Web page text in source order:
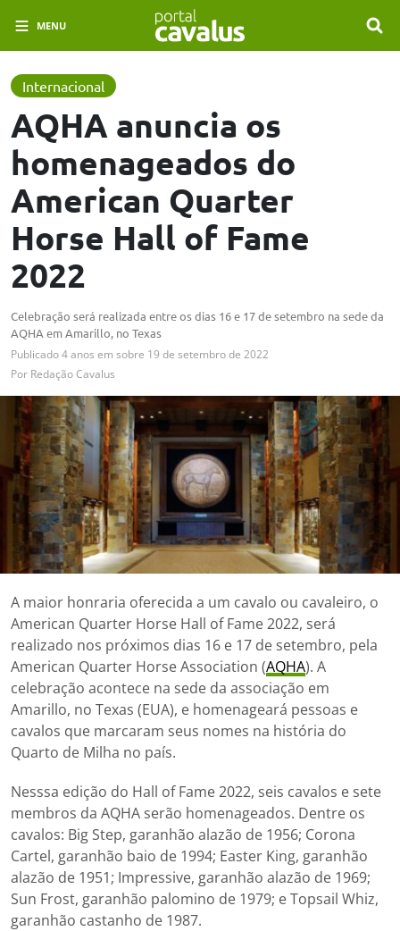
MENU
Internacional
AQHA anuncia os
homenageados do
American Quarter
Horse Hall of Fame
2022
Celebração será realizada entre os dias 16 e 17 de setembro na sede da
AQHA em Amarillo, no Texas
Publicado4 anos em sobre 19 de setembro de 2022
Por Redação Cavalus
A maior honraria oferecida a um cavalo ou cavaleiro, o
American Quarter Horse Hall of Fame 2022, será
realizado nos próximos dias 16 e 17 de setembro, pela
American Quarter Horse Association (AQHA). A
celebração acontece na sede da associação em
Amarillo, no Texas (EUA), e homenageará pessoas e
cavalos que marcaram seus nomes na história do
Quarto de Milha no país.
Nesssa edição do Hall of Fame 2022, seis cavalos e sete
membros da AQHA serão homenageados. Dentre os
cavalos: Big Step, garanhão alazão de 1956; Corona
Cartel, garanhão baio de 1994; Easter King, garanhão
alazão de 1951; Impressive, garanhão alazão de 1969;
Sun Frost, garanhão palomino de 1979; e Topsail Whiz,
garanhão castanho de 1987.